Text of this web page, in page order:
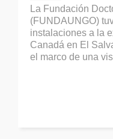
La Fundación
(FUNDAUNGO)
instalaciones a la
Canadá en El
el marco de una